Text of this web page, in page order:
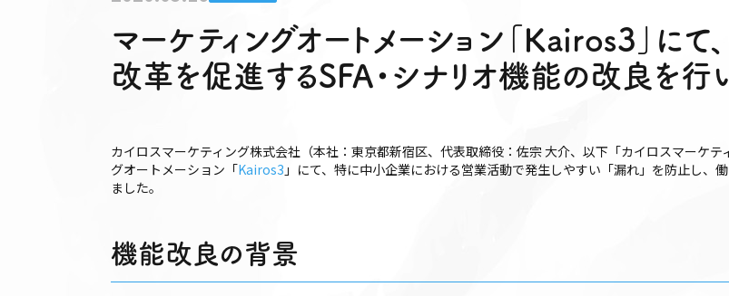
マーケティングオートメーション「Kairos3」に
改革を促進するSFA・シナリオ機能の改良を行
カイロスマーケティング株式会社（本社：東京都新宿区、代表取締役：佐宗 大介、以下「カイロスマーケ
グオートメーション「Kairos3 」にて、特に中小企業における営業活動で発生しやすい「漏れ」を防止し、
ました。
機能改良の背景